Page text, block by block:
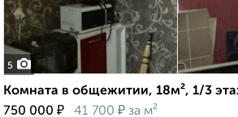
5
Комната в общежитии, 18м², 1/3
750 000 ₽ 41 700 ₽ за м²